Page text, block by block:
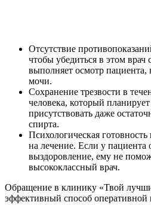
Отсутствие
чтобы убедиться в этом врач
выполняет осмотр пациента,
мочи.
Сохранение трезвости в
человека, который
присутствовать даже
спирта.
Психологическая
на лечение. Если у пациента
выздоровление, ему не
высококлассный врач.
Обращение в клинику «Твой
эффективный способ